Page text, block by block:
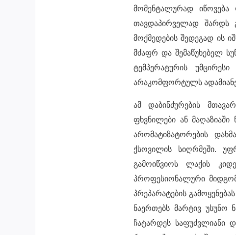
მომენტალურად იწოვება
თავდაპირველად შარდს
მოქმედების შედეგად ის
მძაფრ და შემაწუხებელ
ტემპერატურის
არაკომფორტულს
ამ დაბინძურების
ფხვნილები ან
არომატიზატორების
ქსოვილის სიღრმეში.
გამოიწვიოს ლაქის
პროფესიონალური
პრეპარატების
ნაერთებს მარტივ უსუნო
ჩატარდეს საფუძვლიანი